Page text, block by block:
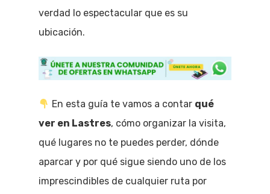
verdad lo espectacular que es su
ubicación.
En esta guía te vamos a contar qué
ver en Lastres, cómo organizar la visita,
qué lugares no te puedes perder, dónde
aparcar y por qué sigue siendo uno de los
imprescindibles de cualquier ruta por